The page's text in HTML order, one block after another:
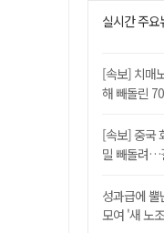
실시간 주요
[속보] 치매
해 빼돌린
[속보] 중국
밀 빼돌려…
성과급에
모여 '새 노